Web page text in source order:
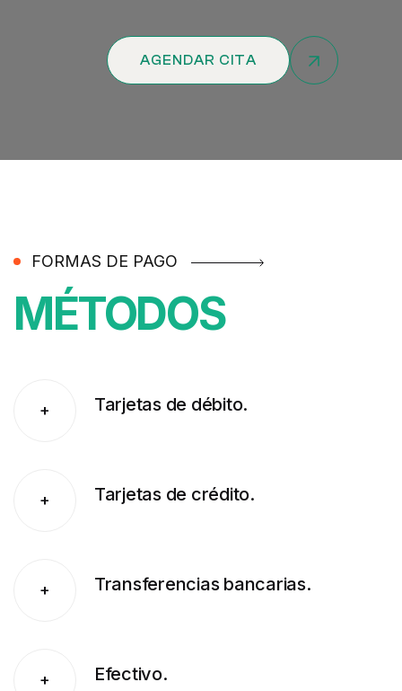
AGENDAR CITA
FORMAS DE PAGO
MÉTODOS
+ Tarjetas de débito.
+ Tarjetas de crédito.
+ Transferencias bancarias.
+ Efectivo.